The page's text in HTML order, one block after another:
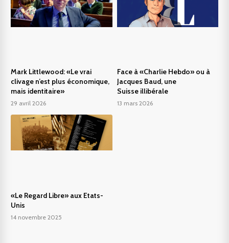
Mark Littlewood: «Le vrai
clivage n’est plus économique,
mais identitaire»
29 avril 2026
Face à «Charlie Hebdo» ou à
Jacques Baud, une
Suisse illibérale
13 mars 2026
«Le Regard Libre» aux Etats-
Unis
14 novembre 2025